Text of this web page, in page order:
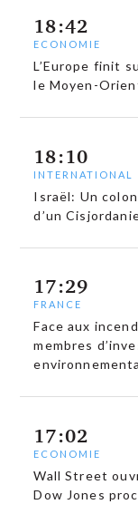
18:42
ECONOMIE
L’Europe finit
le Moyen-
18:10
INTERNATIONAL
Israël: Un
d’un
17:29
FRANCE
Face aux
membres
17:02
ECONOMIE
Wall Street
Dow Jones